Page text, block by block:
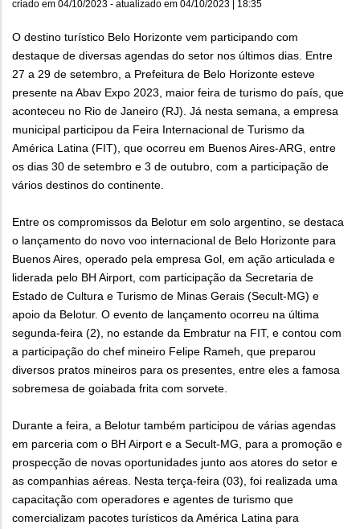
criado em 04/10/2023 - atualizado em 04/10/2023 | 18:35
O destino turístico Belo Horizonte vem participando com
destaque de diversas agendas do setor nos últimos dias. Entre
27 a 29 de setembro, a Prefeitura de Belo Horizonte esteve
presente na Abav Expo 2023, maior feira de turismo do país, que
aconteceu no Rio de Janeiro (RJ). Já nesta semana, a empresa
municipal participou da Feira Internacional de Turismo da
América Latina (FIT), que ocorreu em Buenos Aires-ARG, entre
os dias 30 de setembro e 3 de outubro, com a participação de
vários destinos do continente.
Entre os compromissos da Belotur em solo argentino, se destaca
o lançamento do novo voo internacional de Belo Horizonte para
Buenos Aires, operado pela empresa Gol, em ação articulada e
liderada pelo BH Airport, com participação da Secretaria de
Estado de Cultura e Turismo de Minas Gerais (Secult-MG) e
apoio da Belotur. O evento de lançamento ocorreu na última
segunda-feira (2), no estande da Embratur na FIT, e contou com
a participação do chef mineiro Felipe Rameh, que preparou
diversos pratos mineiros para os presentes, entre eles a famosa
sobremesa de goiabada frita com sorvete.
Durante a feira, a Belotur também participou de várias agendas
em parceria com o BH Airport e a Secult-MG, para a promoção e
prospecção de novas oportunidades junto aos atores do setor e
as companhias aéreas. Nesta terça-feira (03), foi realizada uma
capacitação com operadores e agentes de turismo que
comercializam pacotes turísticos da América Latina para